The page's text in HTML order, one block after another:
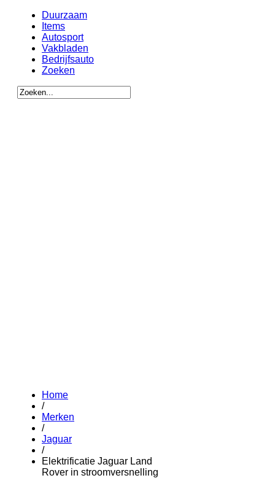
Duurzaam
Items
Autosport
Vakbladen
Bedrijfsauto
Zoeken
Home
/
Merken
/
Jaguar
/
Elektrificatie Jaguar Land
Rover in stroomversnelling